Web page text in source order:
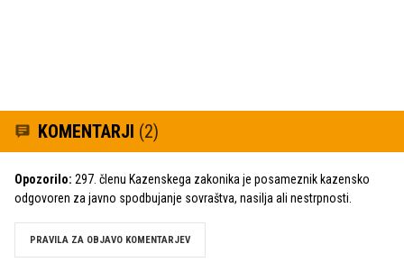
KOMENTARJI (2)
Opozorilo: 297. členu Kazenskega zakonika je posameznik kazensko
odgovoren za javno spodbujanje sovraštva, nasilja ali nestrpnosti.
PRAVILA ZA OBJAVO KOMENTARJEV